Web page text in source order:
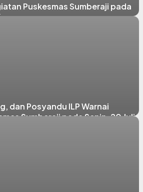
Puskesmas Sumberaji pada
dan Posyandu ILP Warnai
Sumberaji pada Senin, 20 Juli